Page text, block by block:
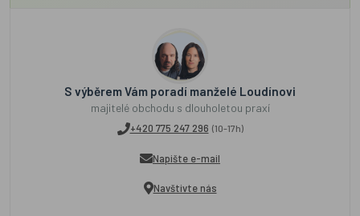
S výběrem Vám poradí manželé Loudínovi
majitelé obchodu s dlouholetou praxí
+420 775 247 296 (10-17h)
Napište e-mail
Navštivte nás